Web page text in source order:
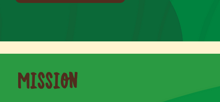
MISSION